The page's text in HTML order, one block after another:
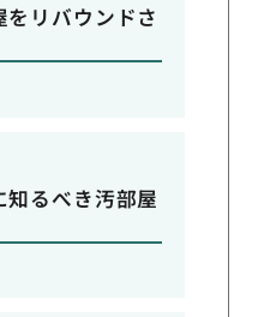
リバウンドさ
るべき汚部屋